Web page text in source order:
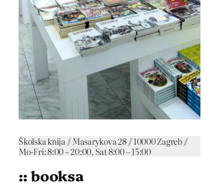
Školska knija // Masarykova 28 // 10000 Zagreb //
Mo-Fri: 8:00 – 20:00, Sat 8:00 – 15:00
:: booksa